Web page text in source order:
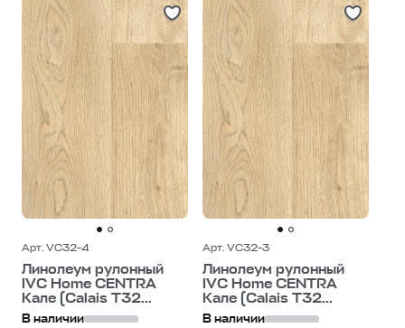
Арт. VC32-4
Линолеум рулонный
IVC Home CENTRA
Кале (Calais T32...
В наличии
Арт. VC32-3
Линолеум рулонный
IVC Home CENTRA
Кале (Calais T32...
В наличии